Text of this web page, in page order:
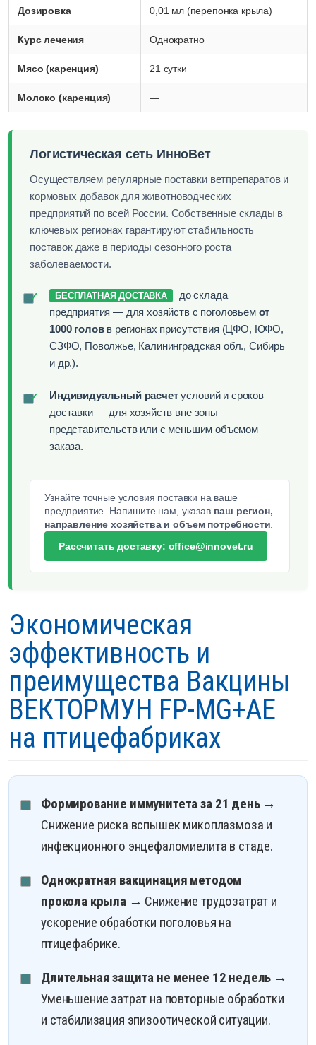
Дозировка 0,01 мл (перепонка крыла)
Курс лечения Однократно
Мясо (каренция) 21 сутки
Молоко (каренция) —
Логистическая сеть ИнноВет
Осуществляем регулярные поставки ветпрепаратов и
кормовых добавок для животноводческих
предприятий по всей России. Собственные склады в
ключевых регионах гарантируют стабильность
поставок даже в периоды сезонного роста
заболеваемости.
✓ БЕСПЛАТНАЯ ДОСТАВКА
до склада
предприятия — для хозяйств с поголовьем от
1000 головв регионах присутствия (ЦФО, ЮФО,
СЗФО, Поволжье, Калининградская обл., Сибирь
и др.).
✓ Индивидуальный расчетусловий и сроков
доставки — для хозяйств вне зоны
представительств или с меньшим объемом
заказа.
Узнайте точные условия поставки на ваше
предприятие. Напишите нам, указав ваш регион,
направление хозяйства и объем потребности
Рассчитать доставку: office@innovet.ru
Экономическая
эффективность и
преимущества Вакцины
ВЕКТОРМУН FP-MG+AE
на птицефабриках
Формирование иммунитета за 21 день→
Снижение риска вспышек микоплазмоза и
инфекционного энцефаломиелита в стаде.
Однократная вакцинация методом
прокола крыла→ Снижение трудозатрат и
ускорение обработки поголовья на
птицефабрике.
Длительная защита не менее 12 недель →
Уменьшение затрат на повторные обработки
и стабилизация эпизоотической ситуации.